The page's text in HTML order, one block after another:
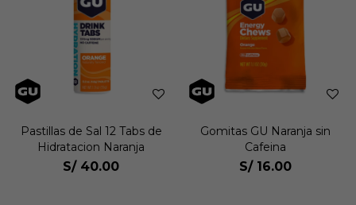
Pastillas de Sal 12 Tabs de
Hidratacion Naranja
S/ 40.00
Gomitas GU Naranja sin
Cafeina
S/ 16.00